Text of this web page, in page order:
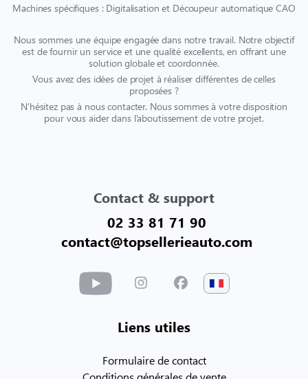
Machines spécifiques : Digitalisation et Découpeur automatique CAO
Nous sommes une équipe engagée dans notre travail. Notre objectif
est de fournir un service et une qualité excellents, en offrant une
solution globale et coordonnée.
Vous avez des idées de projet à réaliser différentes de celles
proposées ?
N’hésitez pas à nous contacter. Nous sommes à votre disposition
pour vous aider dans l’aboutissement de votre projet.
Contact & support
02 33 81 71 90
contact@topsellerieauto.com
Liens utiles
Formulaire de contact